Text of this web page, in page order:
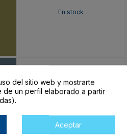
En stock
del sitio web y mostrarte
de un perfil elaborado a partir
Aceptar